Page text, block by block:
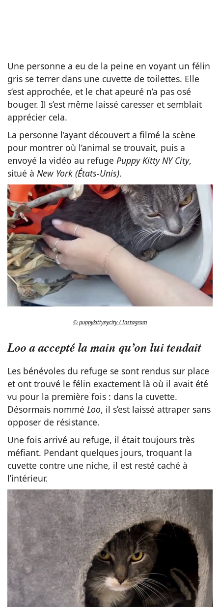
Une personne a eu de la peine en voyant un félin
gris se terrer dans une cuvette de toilettes. Elle
s’est approchée, et le chat apeuré n’a pas osé
bouger. Il s’est même laissé caresser et semblait
apprécier cela.
La personne l’ayant découvert a filmé la scène
pour montrer où l’animal se trouvait, puis a
envoyé la vidéo au refuge Puppy Kitty NY City,
situé à New York (États-Unis).
© puppykittynycity / Instagram
Loo a accepté la main qu’on lui tendait
Les bénévoles du refuge se sont rendus sur place
et ont trouvé le félin exactement là où il avait été
vu pour la première fois : dans la cuvette.
Désormais nommé Loo, il s’est laissé attraper sans
opposer de résistance.
Une fois arrivé au refuge, il était toujours très
méfiant. Pendant quelques jours, troquant la
cuvette contre une niche, il est resté caché à
l’intérieur.